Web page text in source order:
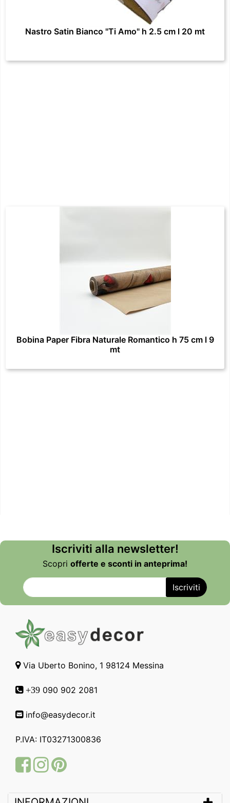
Nastro Satin Bianco "Ti Amo" h 2.5 cm l 20 mt
Bobina Paper Fibra Naturale Romantico h 75 cm l 9
mt
Iscriviti alla newsletter!
Scopri offerte e sconti in anteprima!
Via Uberto Bonino, 1 98124 Messina
+39 090 902 2081
info@easydecor.it
P.IVA: IT03271300836
FacebookInstagram
Pinterest